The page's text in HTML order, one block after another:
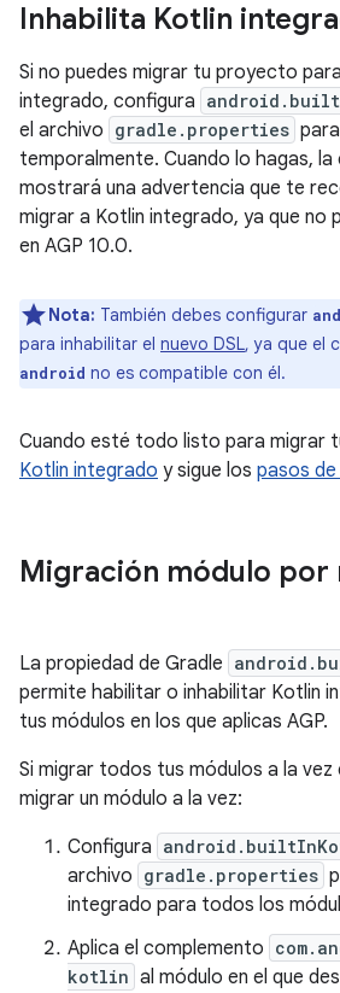
Inhabilita Kotlin
Si no puedes migrar tu proyecto
integrado, configura
el archivo gradle.properties
temporalmente. Cuando lo hagas, la
mostrará una advertencia que te
migrar a Kotlin integrado, ya que no
en AGP 10.0.
Nota: También debes configurar
para inhabilitar el nuevo DSL, ya que el
android no es compatible con él.
Cuando esté todo listo para migrar
Kotlin integrado y sigue los pasos
Migración módulo por
La propiedad de Gradle
permite habilitar o inhabilitar Kotlin
tus módulos en los que aplicas AGP.
Si migrar todos tus módulos a la vez
migrar un módulo a la vez:
Configura
archivo gradle.properties
integrado para todos los
Aplica el complemento
kotlin al módulo en el que